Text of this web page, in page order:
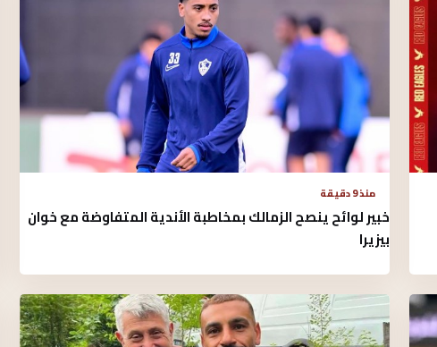
منذ 9 دقيقة
خبير لوائح ينصح الزمالك بمخاطبة الأندية المتفاوضة مع خوان
بيزيرا